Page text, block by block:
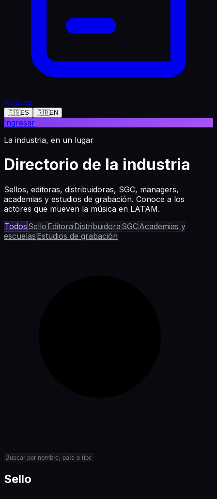
Noticias
🇪🇸ES 🇬🇧EN
Ingresar
La industria, en un lugar
Directorio de la industria
Sellos, editoras, distribuidoras, SGC, managers,
academias y estudios de grabación. Conoce a los
actores que mueven la música en LATAM.
Todos Sello Editora Distribuidora SGCAcademias y
escuelas Estudios de grabación
Sello